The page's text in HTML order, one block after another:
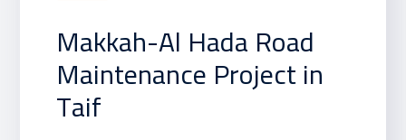
Makkah-Al Hada Road
Maintenance Project in
Taif